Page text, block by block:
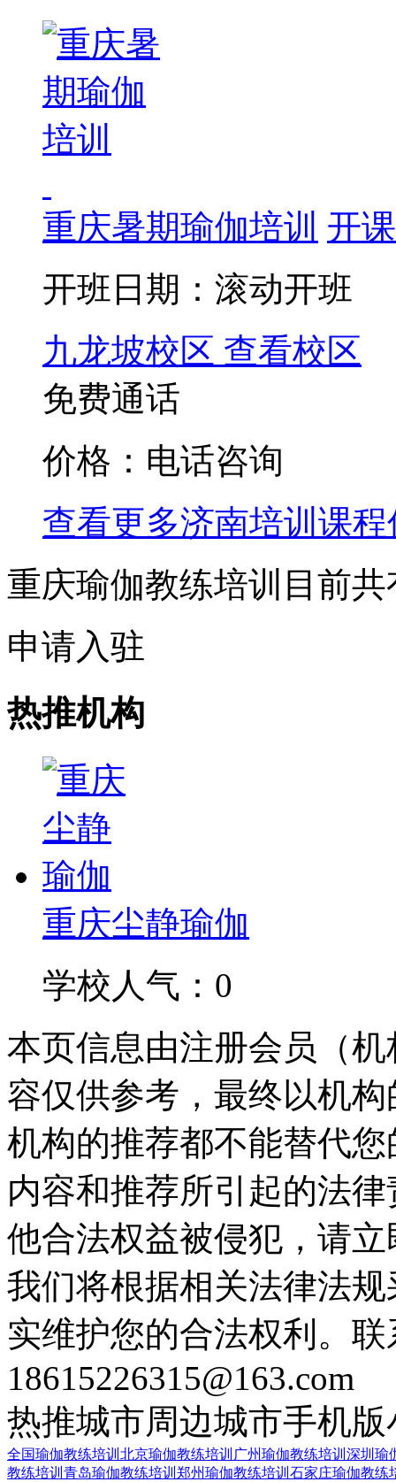
重庆暑期瑜伽培训 开
开班日期：滚动开班
九龙坡校区 查看校区
免费通话
价格：电话咨询
查看更多济南培训课程
重庆瑜伽教练培训目前
申请入驻
热推机构
重庆尘静瑜伽
学校人气：0
本页信息由注册会员（
容仅供参考，最终以机
机构的推荐都不能替代
内容和推荐所引起的法
他合法权益被侵犯，请
我们将根据相关法律法
实维护您的合法权利。
18615226315@163.com
热推城市周边城市手机版
全国瑜伽教练培训 北京瑜伽教练培训 广州瑜伽教练培训 深圳瑜
教练培训 青岛瑜伽教练培训 郑州瑜伽教练培训 石家庄瑜伽教练